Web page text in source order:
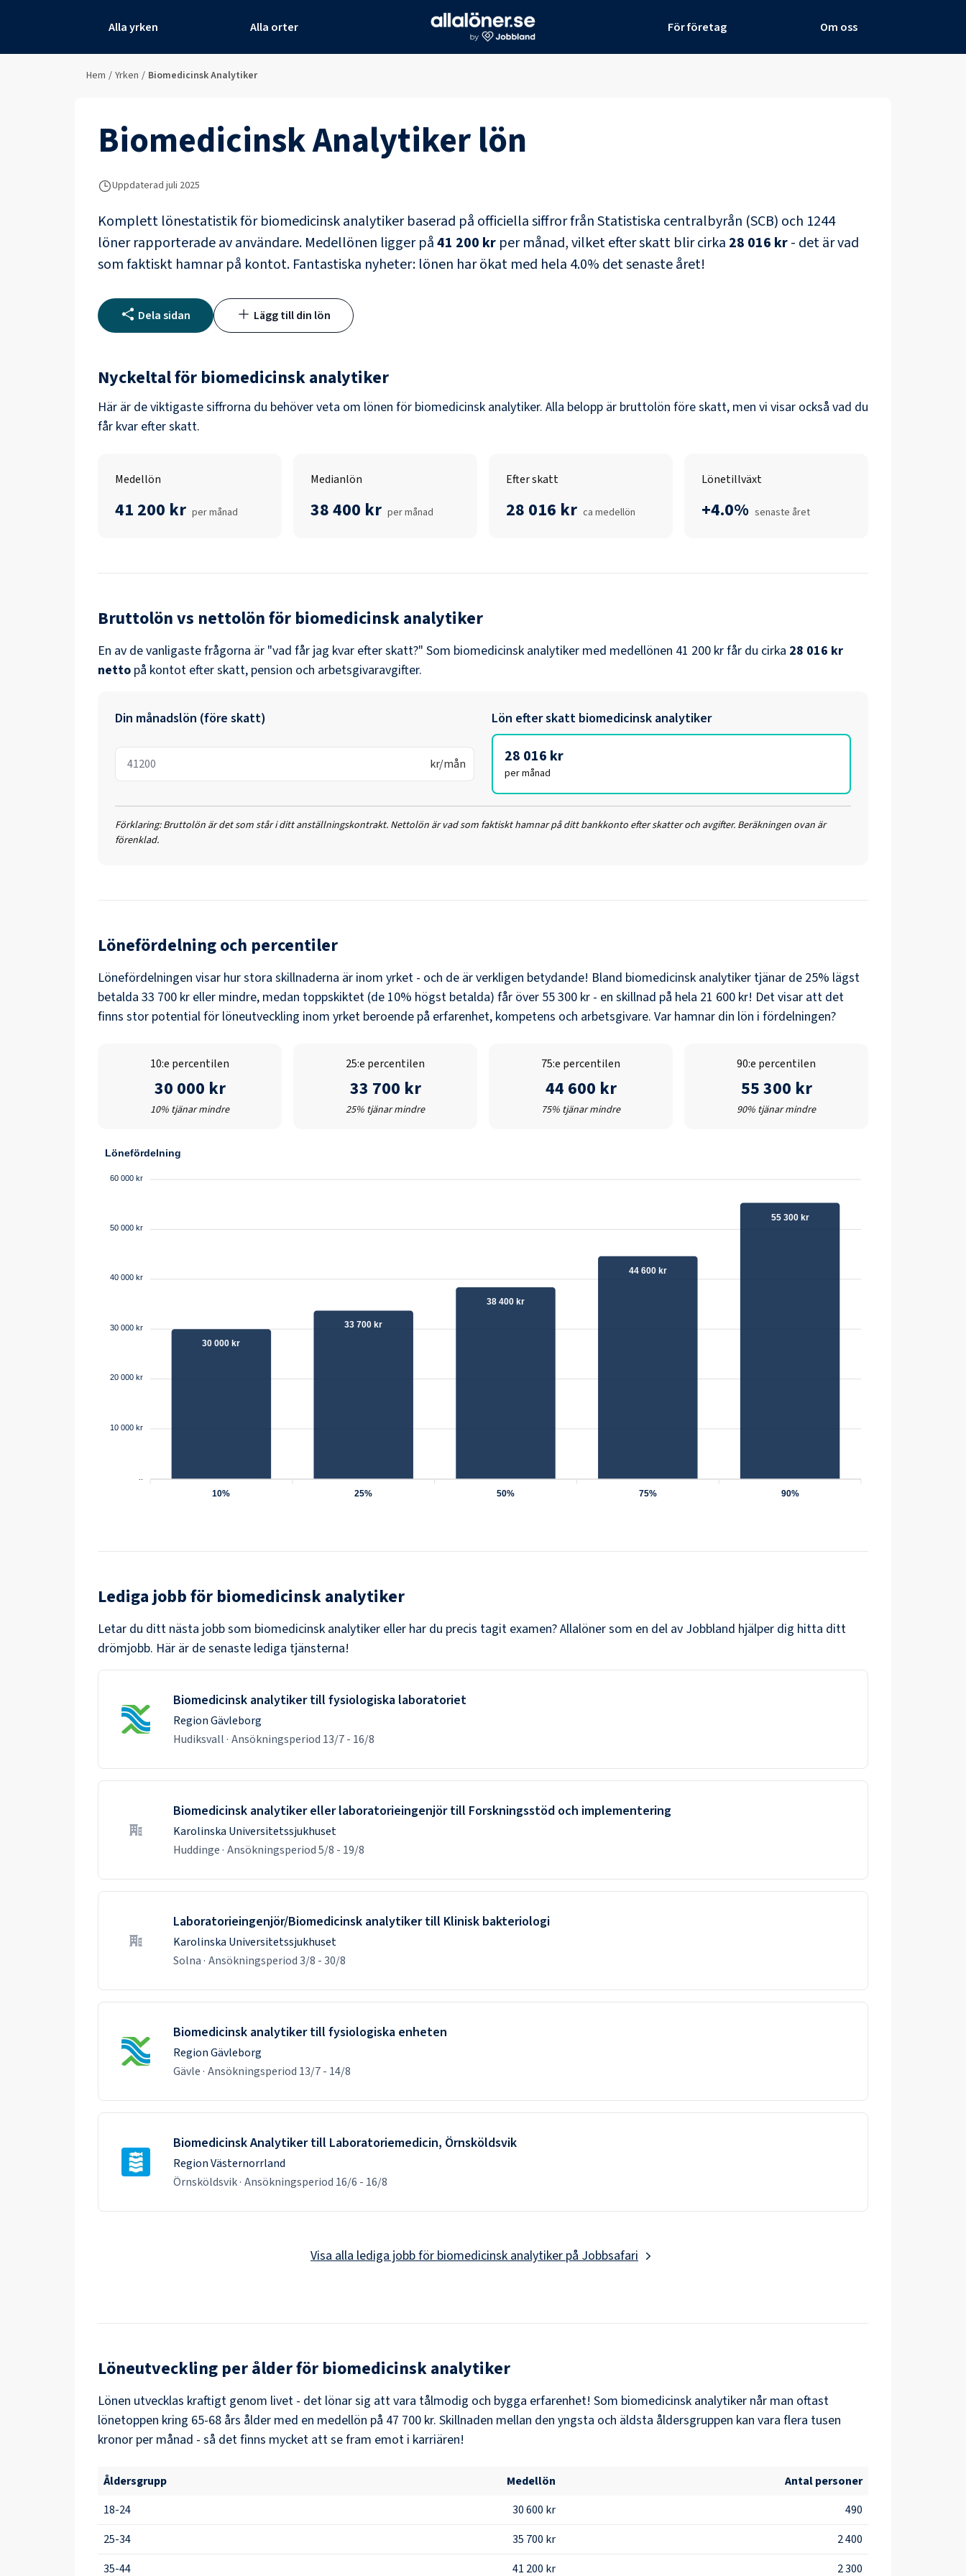
Alla yrken Alla orter För företag Om oss
Hem / Yrken / Biomedicinsk Analytiker
Biomedicinsk Analytikerlön
Uppdaterad juli 2025
Komplett lönestatistik förbiomedicinsk analytikerbaserad på officiella siffror från Statistiska centralbyrån (SCB) och 1244
löner rapporterade av användare. Medellönen ligger på41 200 kr per månad, vilket efter skatt blir cirka 28 016 kr- det är vad
som faktiskt hamnar på kontot. Fantastiska nyheter: lönen har ökat med hela 4.0% det senaste året!
Dela sidan Lägg till din lön
Nyckeltal för biomedicinsk analytiker
Här är de viktigaste siffrorna du behöver veta om lönen för biomedicinsk analytiker. Alla belopp är bruttolön före skatt, men vi visar också vad du
får kvar efter skatt.
Medellön
41 200 kr per månad
Medianlön
38 400 kr per månad
Efter skatt
28 016 kr ca medellön
Lönetillväxt
+4.0% senaste året
Bruttolön vs nettolön för biomedicinsk analytiker
En av de vanligaste frågorna är "vad får jag kvar efter skatt?" Som biomedicinsk analytiker med medellönen 41 200 krfår du cirka 28 016 kr
netto på kontot efter skatt, pension och arbetsgivaravgifter.
Din månadslön (före skatt)
kr/mån
Lön efter skatt biomedicinsk analytiker
28 016 kr
per månad
Förklaring: Bruttolön är det som står i ditt anställningskontrakt. Nettolön är vad som faktiskt hamnar på ditt bankkonto efter skatter och avgifter. Beräkningen ovan är
förenklad.
Lönefördelning och percentiler
Lönefördelningen visar hur stora skillnaderna är inom yrket - och de är verkligen betydande! Bland biomedicinsk analytiker tjänar de 25% lägst
betalda 33 700 kr eller mindre, medan toppskiktet (de 10% högst betalda) får över 55 300 kr - en skillnad på hela 21 600 kr! Det visar att det
finns stor potential för löneutveckling inom yrket beroende på erfarenhet, kompetens och arbetsgivare. Var hamnar din lön i fördelningen?
10:e percentilen
30 000 kr
10% tjänar mindre
25:e percentilen
33 700 kr
25% tjänar mindre
75:e percentilen
44 600 kr
75% tjänar mindre
90:e percentilen
55 300 kr
90% tjänar mindre
Lönefördelning
60 000 kr
50 000 kr
40 000 kr
30 000 kr
20 000 kr
10 000 kr
30 000 kr
33 700 kr
38 400 kr
44 600 kr
55 300 kr
10% 25% 50% 75% 90%
Lediga jobb för biomedicinsk analytiker
Letar du ditt nästa jobb som biomedicinsk analytiker eller har du precis tagit examen? Allalöner som en del av Jobbland hjälper dig hitta ditt
drömjobb. Här är de senaste lediga tjänsterna!
Biomedicinsk analytiker till fysiologiska laboratoriet
Region Gävleborg
Hudiksvall · Ansökningsperiod 13/7- 16/8
Biomedicinsk analytiker eller laboratorieingenjör till Forskningsstöd och implementering
Karolinska Universitetssjukhuset
Huddinge · Ansökningsperiod5/8 - 19/8
Laboratorieingenjör/Biomedicinsk analytiker till Klinisk bakteriologi
Karolinska Universitetssjukhuset
Solna · Ansökningsperiod3/8 -30/8
Biomedicinsk analytiker till fysiologiska enheten
Region Gävleborg
Gävle · Ansökningsperiod 13/7- 14/8
Biomedicinsk Analytiker till Laboratoriemedicin, Örnsköldsvik
Region Västernorrland
Örnsköldsvik· Ansökningsperiod 16/6 - 16/8
Visa alla lediga jobb förbiomedicinsk analytikerpå Jobbsafari
Löneutveckling per ålder för biomedicinsk analytiker
Lönen utvecklas kraftigt genom livet - det lönar sig att vara tålmodig och bygga erfarenhet! Som biomedicinsk analytiker når man oftast
lönetoppen kring 65-68 års ålder med en medellön på 47 700 kr. Skillnaden mellan den yngsta och äldsta åldersgruppen kan vara flera tusen
kronor per månad - så det finns mycket att se fram emot i karriären!
Åldersgrupp Medellön
Antal personer
18-24
30 600 kr
490
25-34
35 700 kr
2 400
35-44
41 200 kr 2 300